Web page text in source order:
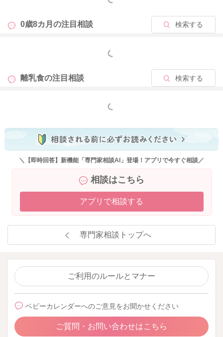
0歳8カ月の注目相談 検索する
もっと見る
離乳食の注目相談 検索する
もっと見る
＼【即時回答】新機能「専門家相談AI」登場！アプリで今すぐ相談／
相談はこちら
アプリで相談する
専門家相談トップへ
ご利用のルールとマナー
ベビーカレンダーへのご意見をお聞かせください
ご質問・お問い合わせはこちら